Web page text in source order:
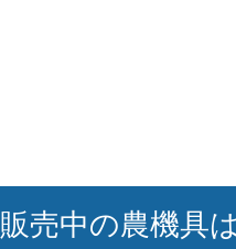
販売中の農機具